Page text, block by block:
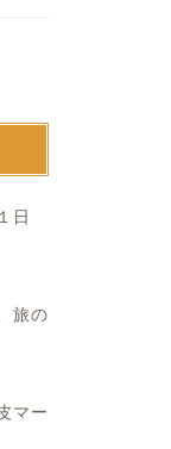
方。
日
旅の
マー